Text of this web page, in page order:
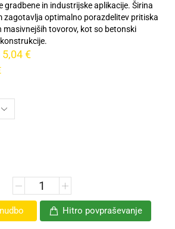
gradbene in industrijske aplikacije. Širina
zagotavlja optimalno porazdelitev pritiska
masivnejših tovorov, kot so betonski
5,04€
Hitro povpraševanje